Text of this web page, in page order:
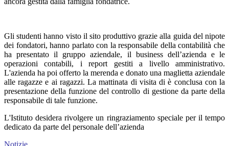
Gli studenti hanno visto il sito produttivo grazie alla guida del nipote
dei fondatori, hanno parlato con la responsabile della contabilità che
ha presentato il gruppo aziendale, il business dell’azienda e le
operazioni contabili, i report gestiti a livello amministrativo.
L'azienda ha poi offerto la merenda e donato una maglietta aziendale
alle ragazze e ai ragazzi. La mattinata di visita di è conclusa con la
presentazione della funzione del controllo di gestione da parte della
responsabile di tale funzione.
L'Istituto desidera rivolgere un ringraziamento speciale per il tempo
dedicato da parte del personale dell’azienda